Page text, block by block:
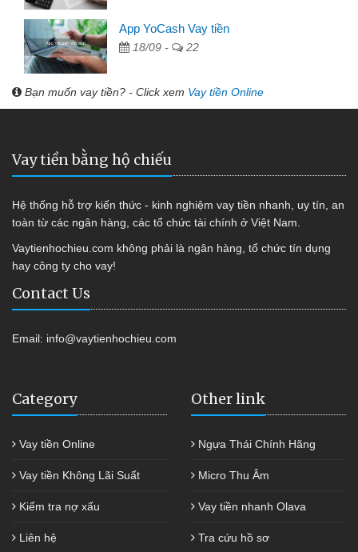
App YoCash Vay tiền
18/09 - 22
Bạn muốn vay tiền? - Click xem Vay tiền Online
Vay tiền bằng hộ chiếu
Hệ thống hỗ trợ kiến thức - kinh nghiệm vay tiền nhanh, uy tín, an
toàn từ các ngân hàng, các tổ chức tài chính ở Việt Nam.
Vaytienhochieu.com không phải là ngân hàng, tổ chức tín dụng
hay công ty cho vay!
Contact Us
Email: info@vaytienhochieu.com
Category
Vay tiền Online
Vay tiền Không Lãi Suất
Kiểm tra nợ xấu
Liên hệ
Other link
Ngựa Thái Chính Hãng
Micro Thu Âm
Vay tiền nhanh Olava
Tra cứu hồ sơ